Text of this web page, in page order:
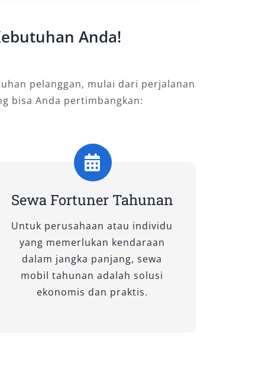
Anda!
pelanggan, mulai dari perjalanan
bisa Anda pertimbangkan:
Sewa Fortuner Tahunan
Untuk perusahaan atau individu
yang memerlukan kendaraan
dalam jangka panjang, sewa
mobil tahunan adalah solusi
ekonomis dan praktis.